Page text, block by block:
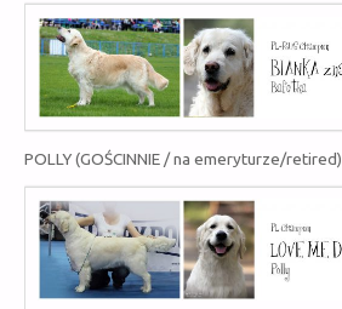
POLLY (GOŚCINNIE / na emeryturze/retired)